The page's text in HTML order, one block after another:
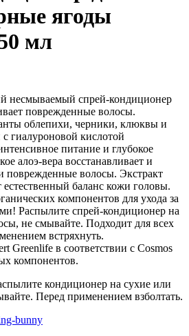
ягоды
мл
несмываемый спрей-кондиционер
поврежденные волосы.
облепихи, черники, клюквы и
гиалуроновой кислотой
питание и глубокое
алоэ-вера восстанавливает и
поврежденные волосы. Экстракт
баланс кожи головы.
компонентов для ухода за
Распылите спрей-кондиционер на
не смывайте. Подходит для всех
встряхнуть.
Greenlife в соответствии с Cosmos
компонентов.
кондиционер на сухие или
Перед применением взболтать.